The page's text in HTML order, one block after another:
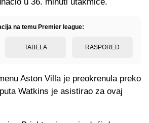
na temu Premier league:
TABELA RASPORED
Aston Villa je preokrenula preko
Watkins je asistirao za ovaj